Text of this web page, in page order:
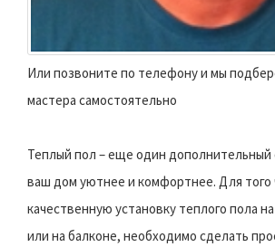
Или позвоните по телефону и мы
мастера самостоятельно
Теплый пол – еще один дополнительный
ваш дом уютнее и комфортнее. Для того
качественную установку теплого пола
или на балконе, необходимо сделать